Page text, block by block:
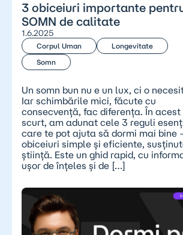
3 obiceiuri importante
SOMN de calitate
1.6.2025
Corpul Uman Longevitate
Somn
Un somn bun nu e un lux, ci o
Iar schimbările mici, făcute cu
consecvență, fac diferența. În acest
scurt, am adunat cele 3 reguli
care te pot ajuta să dormi mai bine
obiceiuri simple și eficiente,
știință. Este un ghid rapid, cu
ușor de înțeles și de […]